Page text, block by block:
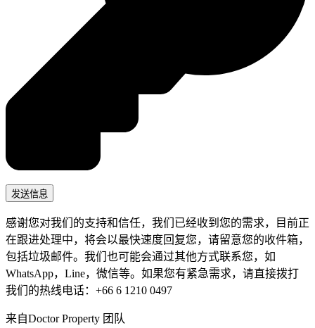
感谢您对我们的支持和信任，我们已经收到您的需求，目前正
在跟进处理中，将会以最快速度回复您，请留意您的收件箱，
包括垃圾邮件。我们也可能会通过其他方式联系您，如
WhatsApp，Line，微信等。如果您有紧急需求，请直接拨打
我们的热线电话：+66 6 1210 0497
来自Doctor Property 团队